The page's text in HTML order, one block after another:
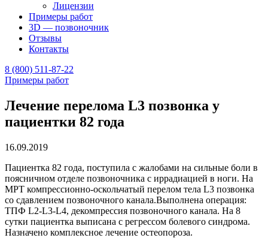
Лицензии
Примеры работ
3D — позвоночник
Отзывы
Контакты
8 (800) 511-87-22
Примеры работ
Лечение перелома L3 позвонка у
пациентки 82 года
16.09.2019
Пациентка 82 года, поступила с жалобами на сильные боли в
поясничном отделе позвоночника с иррадиацией в ноги. На
МРТ компрессионно-оскольчатый перелом тела L3 позвонка
со сдавлением позвоночного канала.Выполнена операция:
ТПФ L2-L3-L4, декомпрессия позвоночного канала. На 8
сутки пациентка выписана с регрессом болевого синдрома.
Назначено комплексное лечение остеопороза.